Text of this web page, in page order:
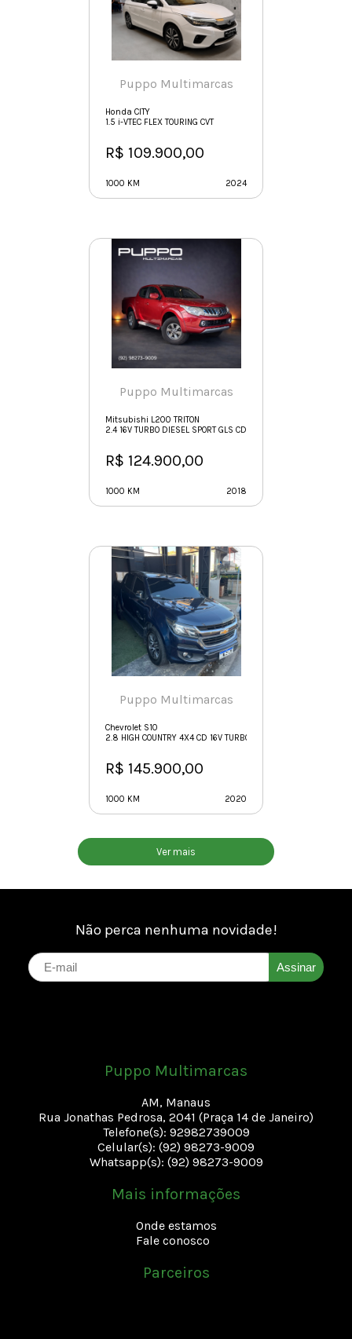
Puppo Multimarcas
Honda CITY
1.5 i-VTEC FLEX TOURING CVT
R$ 109.900,00
1000 KM 2024
Puppo Multimarcas
Mitsubishi L200 TRITON
2.4 16V TURBO DIESEL SPORT GLS CD 4P 4X4 AUTOMÁTICO
R$ 124.900,00
1000 KM 2018
Puppo Multimarcas
Chevrolet S10
2.8 HIGH COUNTRY 4X4 CD 16V TURBO DIESEL 4P AUTOMÁTICO
R$ 145.900,00
1000 KM 2020
Ver mais
Não perca nenhuma novidade!
Assinar
Puppo Multimarcas
AM, Manaus
Rua Jonathas Pedrosa, 2041 (Praça 14 de Janeiro)
Telefone(s): 92982739009
Celular(s): (92) 98273-9009
Whatsapp(s): (92) 98273-9009
Mais informações
Onde estamos
Fale conosco
Parceiros